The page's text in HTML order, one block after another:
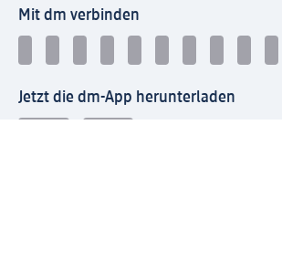
Mit dm verbinden
Jetzt die dm-App herunterladen